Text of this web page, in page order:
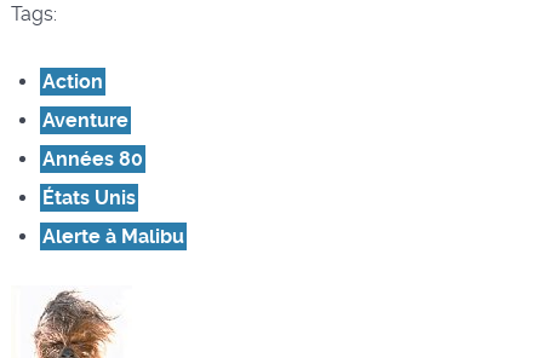
Tags:
Action
Aventure
Années 80
États Unis
Alerte à Malibu